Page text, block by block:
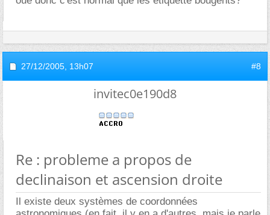
27/12/2005, 13h07 #8
invitec0e190d8
Re : probleme a propos de
declinaison et ascension droite
Il existe deux systèmes de coordonnées